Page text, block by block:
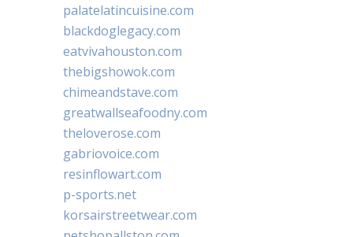
palatelatincuisine.com
blackdoglegacy.com
eatvivahouston.com
thebigshowok.com
chimeandstave.com
greatwallseafoodny.com
theloverose.com
gabriovoice.com
resinflowart.com
p-sports.net
korsairstreetwear.com